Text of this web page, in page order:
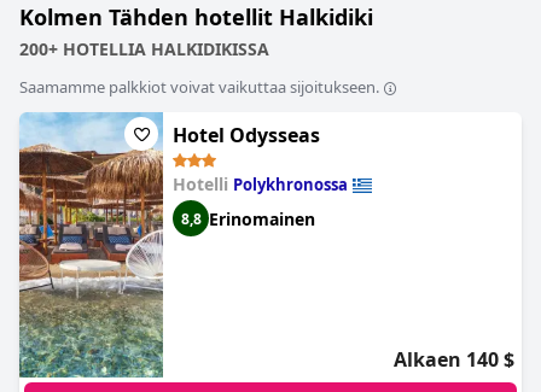
Kolmen Tähden hotellit Halkidiki
200+ HOTELLIA HALKIDIKISSA
Saamamme palkkiot voivat vaikuttaa sijoitukseen.
Hotel Odysseas
Hotelli Polykhronossa
8,8 Erinomainen
Alkaen 140 $